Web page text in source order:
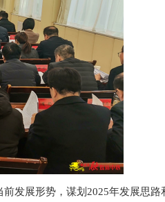
发展形势，谋划2025年发展思路